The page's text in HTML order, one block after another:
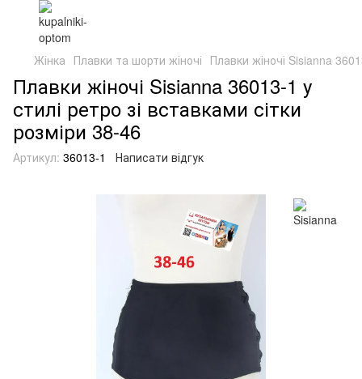
Жінка Плавки та шорти жіночі Плавки жіночі Sisianna
Плавки жіночі Sisianna 36013-1 у
стилі ретро зі вставками сітки
розміри 38-46
Артикул: 36013-1 Написати відгук